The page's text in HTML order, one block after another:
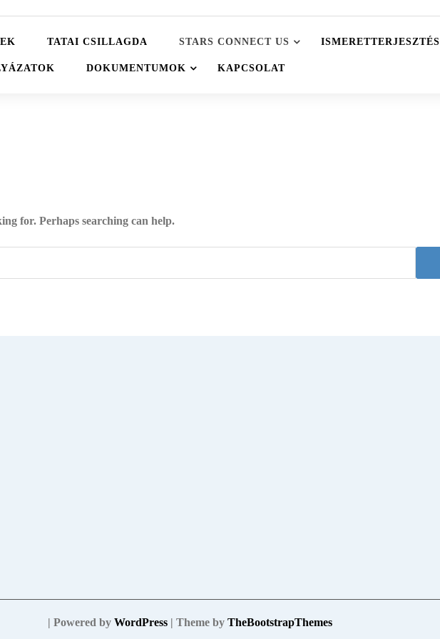
TATAI CSILLAGDA STARS CONNECT US ISMERETTERJESZTÉS
DOKUMENTUMOK KAPCSOLAT
for. Perhaps searching can help.
| Powered by WordPress| Theme by TheBootstrapThemes